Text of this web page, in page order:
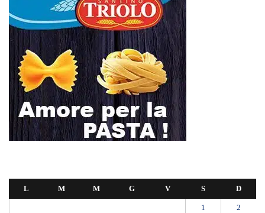
L M M G V S D
1 2